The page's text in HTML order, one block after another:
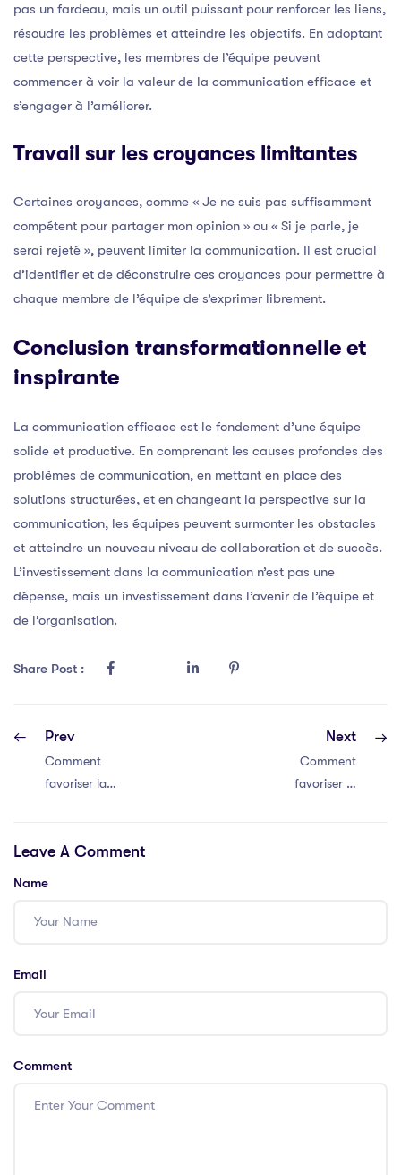
pas un fardeau, mais un outil puissant pour renforcer les liens,
résoudre les problèmes et atteindre les objectifs. En adoptant
cette perspective, les membres de l’équipe peuvent
commencer à voir la valeur de la communication efficace et
s’engager à l’améliorer.
Travail sur les croyances limitantes
Certaines croyances, comme « Je ne suis pas suffisamment
compétent pour partager mon opinion » ou « Si je parle, je
serai rejeté », peuvent limiter la communication. Il est crucial
d’identifier et de déconstruire ces croyances pour permettre à
chaque membre de l’équipe de s’exprimer librement.
Conclusion transformationnelle et
inspirante
La communication efficace est le fondement d’une équipe
solide et productive. En comprenant les causes profondes des
problèmes de communication, en mettant en place des
solutions structurées, et en changeant la perspective sur la
communication, les équipes peuvent surmonter les obstacles
et atteindre un nouveau niveau de collaboration et de succès.
L’investissement dans la communication n’est pas une
dépense, mais un investissement dans l’avenir de l’équipe et
de l’organisation.
Share Post :
Prev
Comment
favoriser la
de votre équipe
Next
Comment
favoriser la
Leave A Comment
Name
Email
Comment